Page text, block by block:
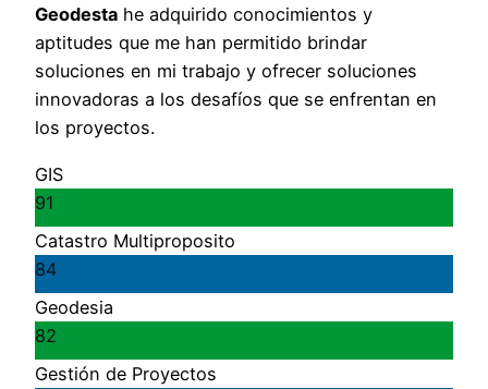
Geodesta he adquirido conocimientos y
aptitudes que me han permitido brindar
soluciones en mi trabajo y ofrecer soluciones
innovadoras a los desafíos que se enfrentan en
los proyectos.
GIS
91
Catastro Multiproposito
84
Geodesia
82
Gestión de Proyectos